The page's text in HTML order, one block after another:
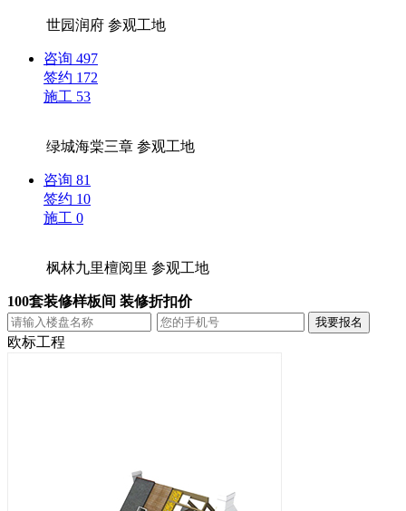
世园润府参观工地
咨询 497
签约 172
施工 53
绿城海棠三章参观工地
咨询 81
签约 10
施工 0
枫林九里檀阅里参观工地
100套装修样板间 装修折扣价
欧标工程